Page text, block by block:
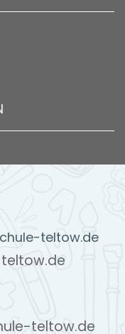
teltow.de
teltow.de